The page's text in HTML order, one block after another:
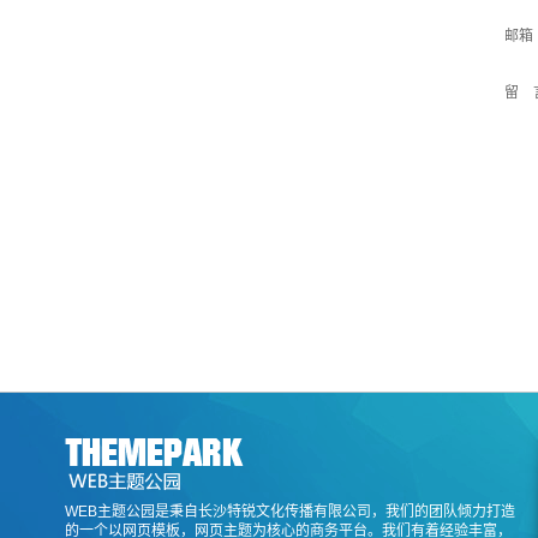
邮箱
留
WEB主题公园是秉自长沙特锐文化传播有限公司，我们的团队倾力打造
的一个以网页模板，网页主题为核心的商务平台。我们有着经验丰富，